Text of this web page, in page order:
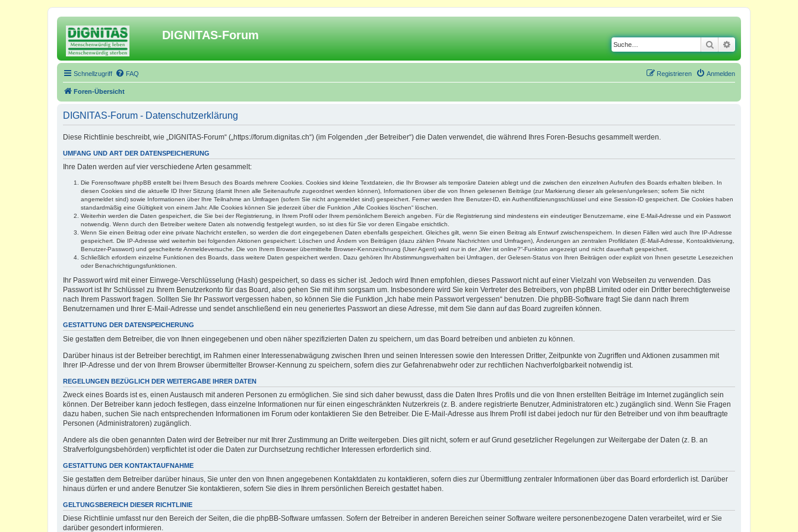
DIGNITAS-Forum
Suche
Schnellzugriff FAQ Anmelden
Registrieren
Foren-Übersicht
DIGNITAS-Forum - Datenschutzerklärung
Diese Richtlinie beschreibt, wie „DIGNITAS-Forum“ („https://forum.dignitas.ch“) (im Folgenden „der Betreiber“) die Daten verwendet, die während Ihres Foren-Besuchs gesammelt werden.
UMFANG UND ART DER DATENSPEICHERUNG
Ihre Daten werden auf vier verschiedene Arten gesammelt:
Die Forensoftware phpBB erstellt bei Ihrem Besuch des Boards mehrere Cookies. Cookies sind kleine Textdateien, die Ihr Browser als temporäre Dateien ablegt und die zwischen den einzelnen Aufrufen des Boards erhalten bleiben. In
diesen Cookies sind die aktuelle ID Ihrer Sitzung (damit Ihnen alle Seitenaufrufe zugeordnet werden können), Informationen über die von Ihnen gelesenen Beiträge (zur Markierung dieser als gelesen/ungelesen; sofern Sie nicht
angemeldet sind) sowie Informationen über Ihre Teilnahme an Umfragen (sofern Sie nicht angemeldet sind) gespeichert. Ferner werden Ihre Benutzer-ID, ein Authentifizierungsschlüssel und eine Session-ID gespeichert. Die Cookies haben
standardmäßig eine Gültigkeit von einem Jahr. Alle Cookies können Sie jederzeit über die Funktion „Alle Cookies löschen“ löschen.
Weiterhin werden die Daten gespeichert, die Sie bei der Registrierung, in Ihrem Profil oder Ihrem persönlichem Bereich angeben. Für die Registrierung sind mindestens ein eindeutiger Benutzername, eine E-Mail-Adresse und ein Passwort
notwendig. Wenn durch den Betreiber weitere Daten als notwendig festgelegt wurden, so ist dies für Sie vor deren Eingabe ersichtlich.
Wenn Sie einen Beitrag oder eine private Nachricht erstellen, so werden die dort eingegebenen Daten ebenfalls gespeichert. Gleiches gilt, wenn Sie einen Beitrag als Entwurf zwischenspeichern. In diesen Fällen wird auch Ihre IP-Adresse
gespeichert. Die IP-Adresse wird weiterhin bei folgenden Aktionen gespeichert: Löschen und Ändern von Beiträgen (dazu zählen Private Nachrichten und Umfragen), Änderungen an zentralen Profildaten (E-Mail-Adresse, Kontoaktivierung,
Benutzer-Passwort) und gescheiterte Anmeldeversuche. Die von Ihrem Browser übermittelte Browser-Kennzeichnung (User Agent) wird nur in der „Wer ist online?“-Funktion angezeigt und nicht dauerhaft gespeichert.
Schließlich erfordern einzelne Funktionen des Boards, dass weitere Daten gespeichert werden. Dazu gehören Ihr Abstimmungsverhalten bei Umfragen, der Gelesen-Status von Ihren Beiträgen oder explizit von Ihnen gesetzte Lesezeichen
oder Benachrichtigungsfunktionen.
Ihr Passwort wird mit einer Einwege-Verschlüsselung (Hash) gespeichert, so dass es sicher ist. Jedoch wird Ihnen empfohlen, dieses Passwort nicht auf einer Vielzahl von Webseiten zu verwenden. Das
Passwort ist Ihr Schlüssel zu Ihrem Benutzerkonto für das Board, also gehen Sie mit ihm sorgsam um. Insbesondere wird Sie kein Vertreter des Betreibers, von phpBB Limited oder ein Dritter berechtigterweise
nach Ihrem Passwort fragen. Sollten Sie Ihr Passwort vergessen haben, so können Sie die Funktion „Ich habe mein Passwort vergessen“ benutzen. Die phpBB-Software fragt Sie dann nach Ihrem
Benutzernamen und Ihrer E-Mail-Adresse und sendet anschließend ein neu generiertes Passwort an diese Adresse, mit dem Sie dann auf das Board zugreifen können.
GESTATTUNG DER DATENSPEICHERUNG
Sie gestatten dem Betreiber, die von Ihnen eingegebenen und oben näher spezifizierten Daten zu speichern, um das Board betreiben und anbieten zu können.
Darüber hinaus ist der Betreiber berechtigt, im Rahmen einer Interessenabwägung zwischen Ihren und seinen Interessen sowie den Interessen Dritter, Zeitpunkte von Zugriffen und Aktionen zusammen mit
Ihrer IP-Adresse und der von Ihrem Browser übermittelter Browser-Kennung zu speichern, sofern dies zur Gefahrenabwehr oder zur rechtlichen Nachverfolgbarkeit notwendig ist.
REGELUNGEN BEZÜGLICH DER WEITERGABE IHRER DATEN
Zweck eines Boards ist es, einen Austausch mit anderen Personen zu ermöglichen. Sie sind sich daher bewusst, dass die Daten Ihres Profils und die von Ihnen erstellten Beiträge im Internet zugänglich sein
können. Der Betreiber kann jedoch festlegen, dass einzelne Informationen nur für einen eingeschränkten Nutzerkreis (z. B. andere registrierte Benutzer, Administratoren etc.) zugänglich sind. Wenn Sie Fragen
dazu haben, suchen Sie nach entsprechenden Informationen im Forum oder kontaktieren Sie den Betreiber. Die E-Mail-Adresse aus Ihrem Profil ist dabei jedoch nur für den Betreiber und von ihm beauftragte
Personen (Administratoren) zugänglich.
Andere als die oben genannten Daten wird der Betreiber nur mit Ihrer Zustimmung an Dritte weitergeben. Dies gilt nicht, sofern er auf Grund gesetzlicher Regelungen zur Weitergabe der Daten (z. B. an
Strafverfolgungsbehörden) verpflichtet ist oder die Daten zur Durchsetzung rechtlicher Interessen erforderlich sind.
GESTATTUNG DER KONTAKTAUFNAHME
Sie gestatten dem Betreiber darüber hinaus, Sie unter den von Ihnen angegebenen Kontaktdaten zu kontaktieren, sofern dies zur Übermittlung zentraler Informationen über das Board erforderlich ist. Darüber
hinaus dürfen er und andere Benutzer Sie kontaktieren, sofern Sie dies in Ihrem persönlichen Bereich gestattet haben.
GELTUNGSBEREICH DIESER RICHTLINIE
Diese Richtlinie umfasst nur den Bereich der Seiten, die die phpBB-Software umfassen. Sofern der Betreiber in anderen Bereichen seiner Software weitere personenbezogene Daten verarbeitet, wird er Sie
darüber gesondert informieren.